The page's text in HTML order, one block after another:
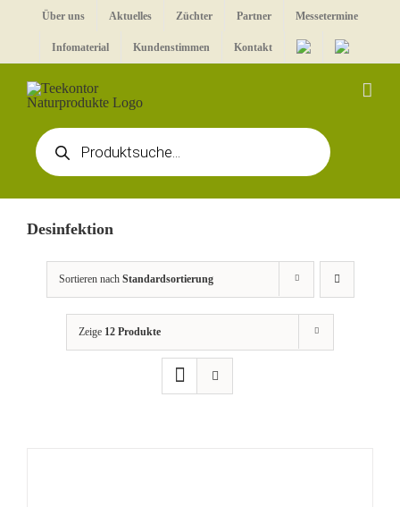
Über uns Aktuelles Züchter Partner Messetermine
Infomaterial Kundenstimmen Kontakt
Products
search
Desinfektion
Sortieren nach Standardsortierung
Zeige 12 Produkte